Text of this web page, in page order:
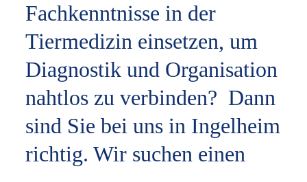
Fachkenntnisse in der
Tiermedizin einsetzen, um
Diagnostik und Organisation
nahtlos zu verbinden? Dann
sind Sie bei uns in Ingelheim
richtig. Wir suchen einen